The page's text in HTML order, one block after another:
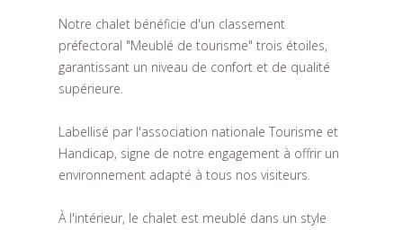
Notre chalet bénéficie d'un classement
préfectoral "Meublé de tourisme" trois étoiles,
garantissant un niveau de confort et de qualité
supérieure.
Labellisé par l'association nationale Tourisme et
Handicap, signe de notre engagement à offrir un
environnement adapté à tous nos visiteurs.
À l'intérieur, le chalet est meublé dans un style